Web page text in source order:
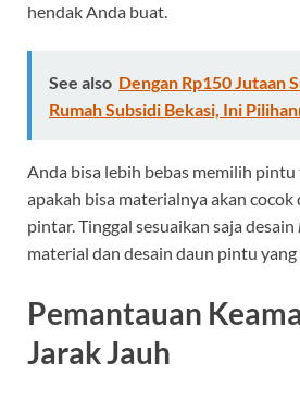
hendak Anda buat.
See also Dengan Rp150 Jutaan
Rumah Subsidi Bekasi, Ini
Anda bisa lebih bebas memilih
apakah bisa materialnya akan
pintar. Tinggal sesuaikan saja desain
material dan desain daun pintu
Pemantauan
Jarak Jauh